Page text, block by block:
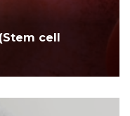
(Stem cell